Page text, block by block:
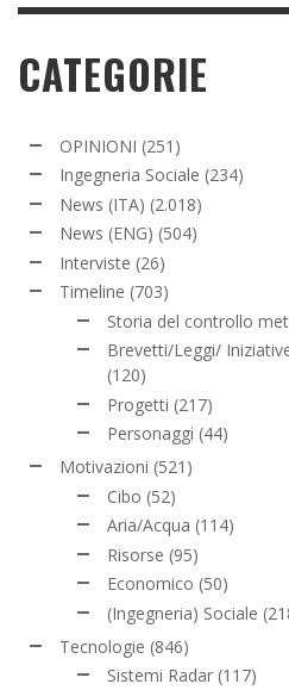
CATEGORIE
OPINIONI (251)
Ingegneria Sociale (234)
News (ITA) (2.018)
News (ENG) (504)
Interviste (26)
Timeline (703)
Storia del controllo
Brevetti/Leggi/
(120)
Progetti (217)
Personaggi (44)
Motivazioni (521)
Cibo (52)
Aria/Acqua (114)
Risorse (95)
Economico (50)
(Ingegneria) Sociale
Tecnologie (846)
Sistemi Radar (117)